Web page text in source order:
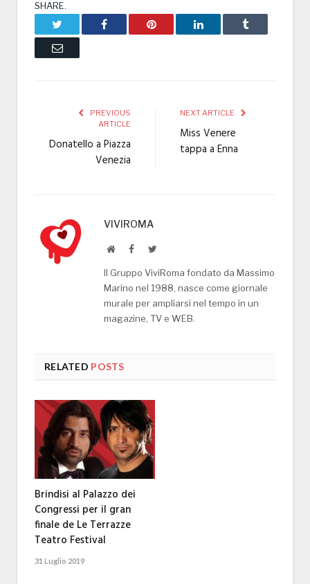
SHARE.
Facebook Pinterest LinkedIn Tumblr
Email
PREVIOUS
ARTICLE
Donatello a Piazza
Venezia
NEXT ARTICLE
Miss Venere
tappa a Enna
VIVIROMA
WebsiteFacebookTwitter
Il Gruppo ViviRoma fondato da Massimo
Marino nel 1988, nasce come giornale
murale per ampliarsi nel tempo in un
magazine, TV e WEB.
RELATED POSTS
Brindisi al Palazzo dei
Congressi per il gran
finale de Le Terrazze
Teatro Festival
31 Luglio 2019